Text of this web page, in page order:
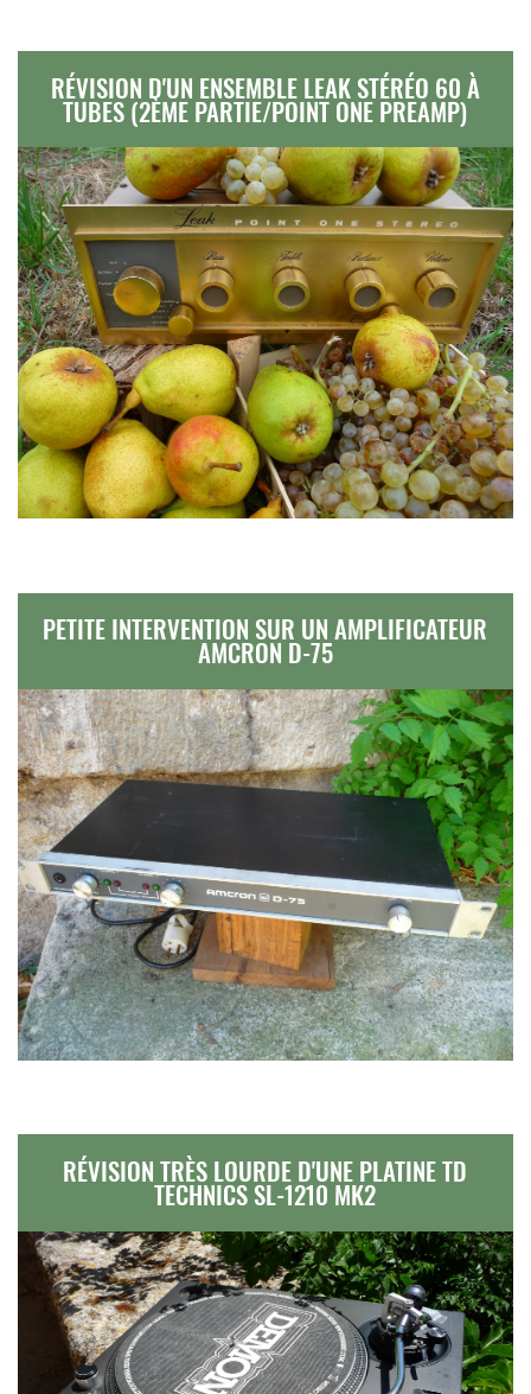
RÉVISION D'UN ENSEMBLE LEAK STÉRÉO 60 À
TUBES (2ÈME PARTIE/POINT ONE PREAMP)
PETITE INTERVENTION SUR UN AMPLIFICATEUR
AMCRON D-75
RÉVISION TRÈS LOURDE D'UNE PLATINE TD
TECHNICS SL-1210 MK2